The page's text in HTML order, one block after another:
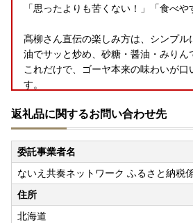
「思ったよりも苦くない！」「食べや
髙柳さん直伝の楽しみ方は、シンプル
油でサッと炒め、砂糖・醤油・みりん
これだけで、ゴーヤ本来の味わいが口
す。
ビタミンCたっぷりで、夏バテ予防に
北国で育った希少な夏の味覚を、ぜひ
い！
2026/4/23）【復活】寄附者様の声で
定期便（全12回/1年分）
返礼品に関するお問い合わせ先
委託事業者名
ないえ共奏ネットワーク ふるさと納税
住所
北海道